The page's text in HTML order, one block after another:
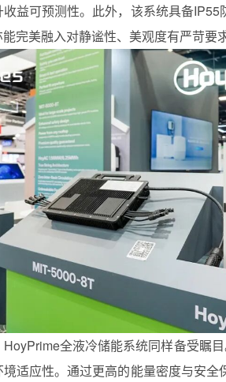
益可预测性。此外，该系统具备
完美融入对静谧性、美观度有严苛要
全液冷储能系统同样备受瞩
适应性。通过更高的能量密度与安全